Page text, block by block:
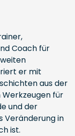
Coach für
er mit
aus der
Werkzeugen für
und der
Veränderung in
ist.